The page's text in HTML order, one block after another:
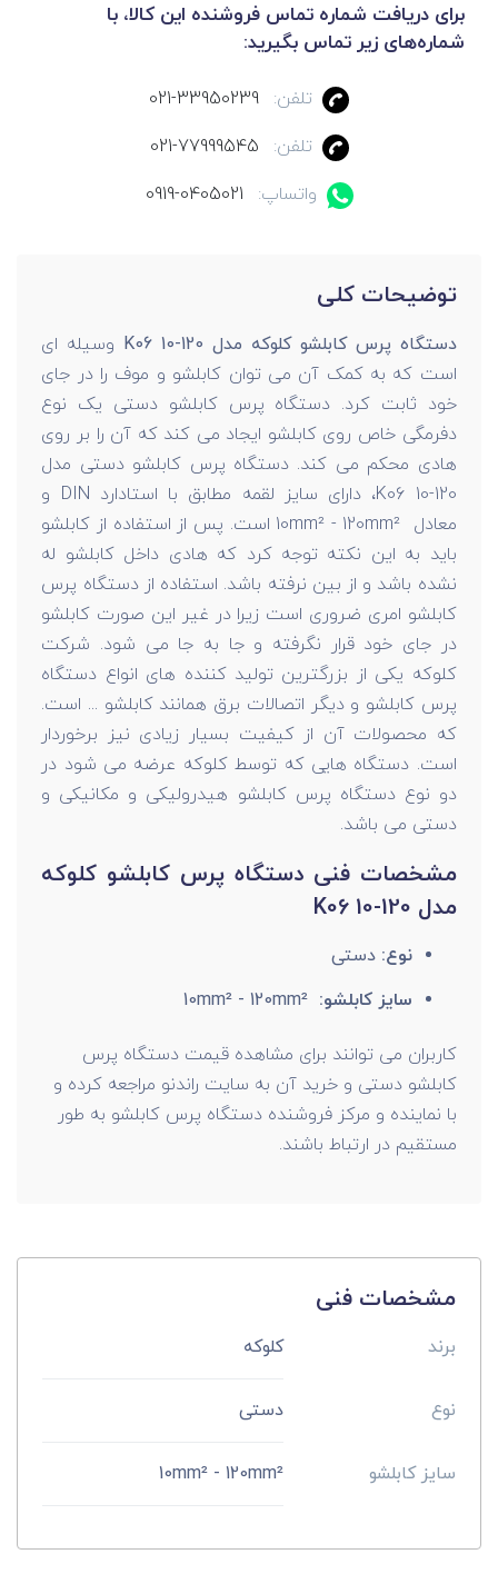
برای دریافت شماره تماس فروشنده این کالا، با
شماره‌های زیر تماس بگیرید:
تلفن:
021-33950239
تلفن:
021-77999545
واتساپ:
0919-0405021
توضیحات کلی
دستگاه پرس کابلشو کلوکه مدل K06 10-120
وسیله ای
است که به کمک آن می توان کابلشو و موف را در جای
خود ثابت کرد. دستگاه پرس کابلشو دستی یک نوع
دفرمگی خاص روی کابلشو ایجاد می کند که آن را بر روی
هادی محکم می کند. دستگاه پرس کابلشو دستی مدل
K06 10-120، دارای سایز لقمه مطابق با استادارد DIN و
معادل 10mm² - 120mm² است. پس از استفاده از کابلشو
باید به این نکته توجه کرد که هادی داخل کابلشو له
نشده باشد و از بین نرفته باشد. استفاده از دستگاه پرس
کابلشو امری ضروری است زیرا در غیر این صورت کابلشو
در جای خود قرار نگرفته و جا به جا می شود. شرکت
کلوکه یکی از بزرگترین تولید کننده های انواع دستگاه
پرس کابلشو و دیگر اتصالات برق همانند کابلشو ... است.
که محصولات آن از کیفیت بسیار زیادی نیز برخوردار
است. دستگاه هایی که توسط کلوکه عرضه می شود در
دو نوع دستگاه پرس کابلشو هیدرولیکی و مکانیکی و
دستی می باشد.
مشخصات فنی دستگاه پرس کابلشو کلوکه
مدل K06 10-120
نوع: دستی
سایز کابلشو: 10mm² - 120mm²
کاربران می توانند برای مشاهده قیمت دستگاه پرس
کابلشو دستی و خرید آن به سایت راندنو مراجعه کرده و
با نماینده و مرکز فروشنده دستگاه پرس کابلشو به طور
مستقیم در ارتباط باشند.
مشخصات فنی
برند کلوکه
نوع دستی
سایز کابلشو 10mm² - 120mm²